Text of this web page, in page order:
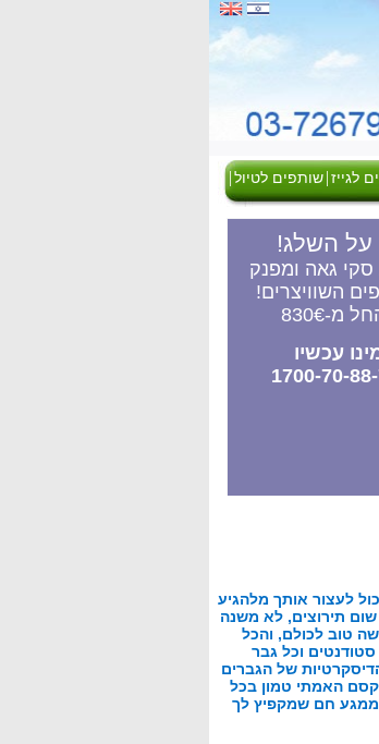
לגייז|שותפים לטיול|
על השלג!
גאה ומפנק
השוויצרים!
מ-830€
עכשיו
1700-70-
לעצור אותך מלהגיע
אין שום תירוצים, לא משנה
טוב לכולם, והכל
סטודנטים וכל גבר
של הגברים
האמתי טמון בכל
ממגע חם שמקפיץ לך